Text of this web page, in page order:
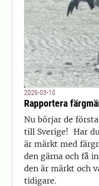
2026-03-10
Rapportera
Nu börjar de
till Sverige! Har
är märkt med
den gärna och få
den är märkt och
tidigare.